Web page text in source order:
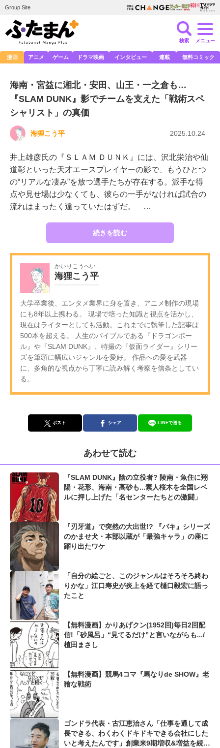
Group Site
検索 メニュー
漫画 アニメ ゲーム ドラマ映画 インタビュー 連載 無料コミック
海南・宮益に湘北・安田、山王・一之倉も…
『SLAM DUNK』影でチームを支えた「戦術スペ
シャリスト」の真価
海狸こう平 2025.10.24
井上雄彦氏の『ＳＬＡＭ ＤＵＮＫ』には、沢北栄治や仙
道彰といった天才エースプレイヤーの影で、もうひとつ
の“リアルな凄み”を放つ選手たちが存在する。派手な得
点や見せ場は少なくても、彼らの一手がなければ試合の
流れはまったく違っていたはずだ。 …
続きを読む
かいりこうへい
海狸こう平
大学卒業後、エンタメ業界に身を置き、アニメ制作の現場
にも8年以上携わる。 現場で培った知識と視点を活かし、
現在はライターとしても活動。これまでに執筆した記事は
500本を超える。 人生のバイブルである『ドラゴンボー
ル』や『SLAM DUNK』、特撮の『仮面ライダー』シリー
ズを筆頭に幅広いジャンルを愛好。 作品への愛を武器
に、多角的な視点から丁寧に読み解く考察を信条としてい
る。
ポスト シェア LINEで送る
あわせて読む
『SLAM DUNK』陰の立役者? 陵南・魚住に翔
陽・花形、海南・高砂も...素人桜木を全国レベ
ルに押し上げた「名センターたちとの激闘」
『刃牙道』で突然の大出世!? 『バキ』シリーズ
のかませ犬・本部以蔵が「最強キャラ」の座に
躍り出たワケ
「自分の絵ごと、このジャンルはそろそろ終わ
りかな」江口寿史が炎上を経て樋口毅宏に語っ
たこと
【無料漫画】かりあげクン(1952回)毎日2回配
信!「砂風呂」“見てるだけ”と言いながらも.../
植田まさし
【無料漫画】競馬4コマ『馬なりde SHOW』老
獪な戦術
ゴンドラ代表・古江恵治さん「仕事を通して成
長できる、わくわくドキドキできる会社にした
いと考えたんです」創業来9期増収&増益を続け